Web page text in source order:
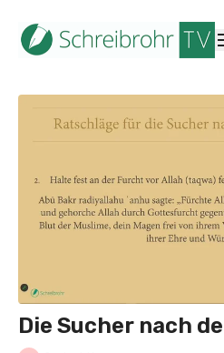
Die Sucher nach